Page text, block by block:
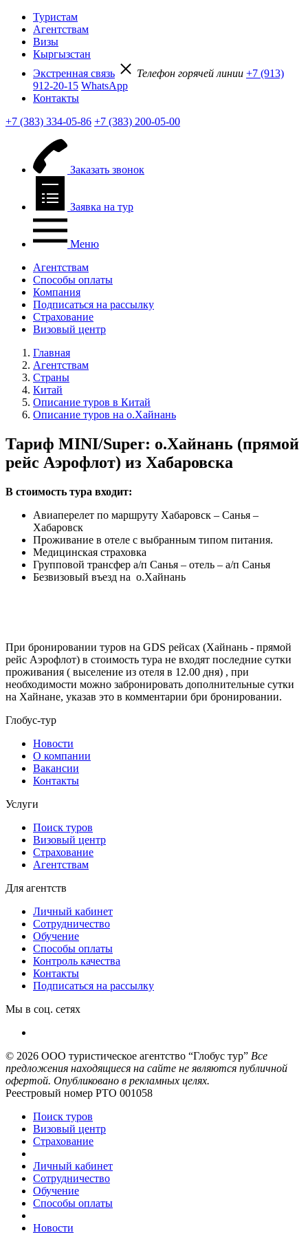
Туристам
Агентствам
Визы
Кыргызстан
Экстренная связь
Телефон горячей линии +7 (913)
912-20-15 WhatsApp
Контакты
+7 (383) 334-05-86 +7 (383) 200-05-00
Заказать звонок
Заявка на тур
Меню
Агентствам
Способы оплаты
Компания
Подписаться на рассылку
Страхование
Визовый центр
Главная
Агентствам
Страны
Китай
Описание туров в Китай
Описание туров на о.Хайнань
Тариф MINI/Super: о.Хайнань (прямой
рейс Аэрофлот) из Хабаровска
В стоимость тура входит:
Авиаперелет по маршруту Хабаровск – Санья –
Хабаровск
Проживание в отеле с выбранным типом питания.
Медицинская страховка
Групповой трансфер а/п Санья – отель – а/п Санья
Безвизовый въезд на о.Хайнань
При бронировании туров на GDS рейсах (Хайнань - прямой
рейс Аэрофлот) в стоимость тура не входят последние сутки
проживания ( выселение из отеля в 12.00 дня) , при
необходимости можно забронировать дополнительные сутки
на Хайнане, указав это в комментарии бри бронировании.
Глобус-тур
Новости
О компании
Вакансии
Контакты
Услуги
Поиск туров
Визовый центр
Страхование
Агентствам
Для агентств
Личный кабинет
Сотрудничество
Обучение
Способы оплаты
Контроль качества
Контакты
Подписаться на рассылку
Мы в соц. сетях
© 2026 ООО туристическое агентство “Глобус тур” Все
предложения находящиеся на сайте не являются публичной
офертой. Опубликовано в рекламных целях.
Реестровый номер РТО 001058
Поиск туров
Визовый центр
Страхование
Личный кабинет
Сотрудничество
Обучение
Способы оплаты
Новости